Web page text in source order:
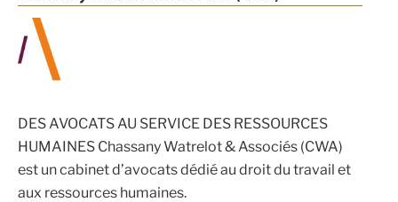
DES AVOCATS AU SERVICE DES RESSOURCES
HUMAINES Chassany Watrelot & Associés (CWA)
est un cabinet d’avocats dédié au droit du travail et
aux ressources humaines.